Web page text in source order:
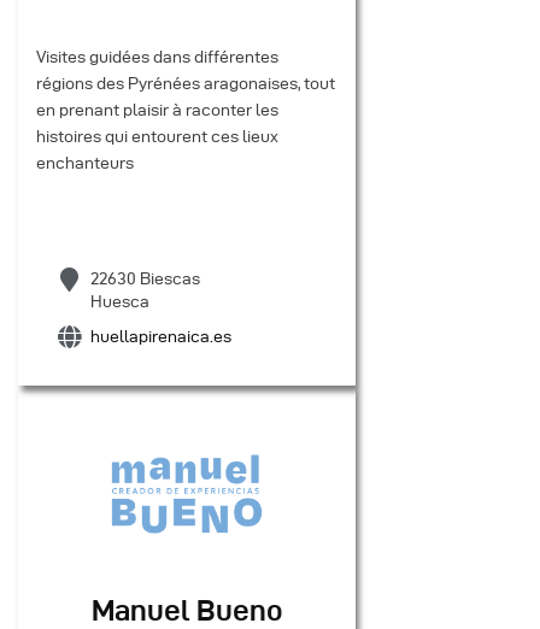
Visites guidées dans différentes
régions des Pyrénées aragonaises, tout
en prenant plaisir à raconter les
histoires qui entourent ces lieux
enchanteurs
22630 Biescas
Huesca
huellapirenaica.es
Manuel Bueno